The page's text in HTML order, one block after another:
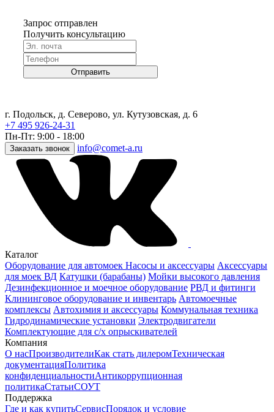
Запрос отправлен
Получить консультацию
Отправить
г. Подольск, д. Северово, ул. Кутузовская, д. 6
+7 495 926-24-31
Пн-Пт: 9:00 - 18:00
Заказать звонок info@comet-a.ru
Каталог
Оборудование для автомоек Насосы и аксессуары Аксессуары
для моек ВД Катушки (барабаны) Мойки высокого давления
Дезинфекционное и моечное оборудование РВД и фитинги
Клининговое оборудование и инвентарь Автомоечные
комплексы Автохимия и аксессуары Коммунальная техника
Гидродинамические установки Электродвигатели
Комплектующие для с/х опрыскивателей
Компания
О насПроизводителиКак стать дилеромТехническая
документацияПолитика
конфиденциальностиАнтикоррупционная
политикаСтатьиСОУТ
Поддержка
Где и как купитьСервисПорядок и условие